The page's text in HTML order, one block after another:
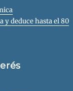
y deduce hasta el 80